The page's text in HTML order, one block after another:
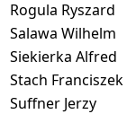
Rogula Ryszard
Salawa Wilhelm
Siekierka Alfred
Stach Franciszek
Suffner Jerzy